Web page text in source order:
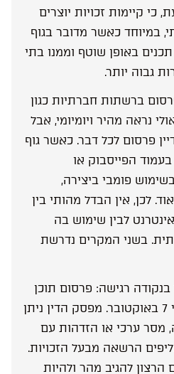
כי קיימות זכויות יוצרים
במיוחד כאשר מדובר בגוף
באופן שוטף וממנו בתי
גבוה יותר.
ברשתות חברתיות כגון
נראה מהיר ויומיומי, אבל
פרסום לכל דבר. כאשר גוף
הפייסבוק או
פומבי ביצירה,
לכן, אין הבדל מהותי בין
לבין שימוש בה
בשני המקרים נדרשת
בנקודה רגישה: פרסום תוכן
תקשורתי על רקע אירועי 7 באוקטובר. מפסק הדין ניתן
מסר ערכי או הזדהות עם
הרשאה מבעל הזכויות.
להגיב מהר ולהיות